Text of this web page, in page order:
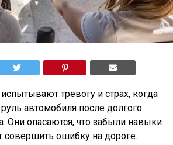
тревогу и страх, когда
автомобиля после долгого
Они опасаются, что забыли навыки
совершить ошибку на дороге.